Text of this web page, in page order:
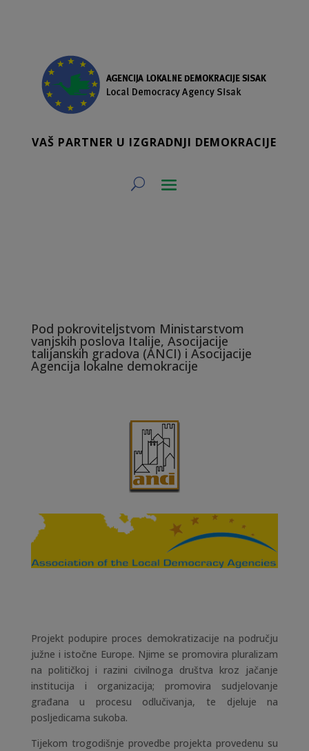
VAŠ PARTNER U IZGRADNJI DEMOKRACIJE
Pod pokroviteljstvom Ministarstvom
vanjskih poslova Italije, Asocijacije
talijanskih gradova (ANCI) i Asocijacije
Agencija lokalne demokracije
Projekt podupire proces demokratizacije na području
južne i istočne Europe. Njime se promovira pluralizam
na političkoj i razini civilnoga društva kroz jačanje
institucija i organizacija; promovira sudjelovanje
građana u procesu odlučivanja, te djeluje na
posljedicama sukoba.
Tijekom trogodišnje provedbe projekta provedenu su